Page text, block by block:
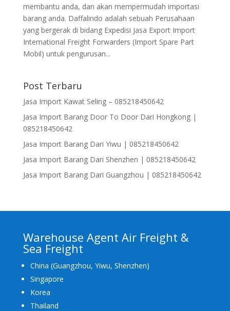
membantu anda, dan akan mempermudah importasi
barang anda. Daffalindo adalah sebuah Perusahaan
yang bergerak di bidang Expedisi Jasa Export Import
International Freight Forwarders (Import Spare Part
Mobil) untuk pengurusan...
Post Terbaru
Jasa Import Kawat Seling – 085218450642
Jasa Import Barang Door To Door Dari Hongkong |
085218450642
Jasa Import Barang Dari Yiwu | 085218450642
Jasa Import Barang Dari Shenzhen | 085218450642
Jasa Import Barang Dari Guangzhou | 085218450642
Warehouse Agent Air Freight &
Sea Freight
China (Guangzhou, Yiwu, Shenzhen)
Singapore
Korea
Thailand